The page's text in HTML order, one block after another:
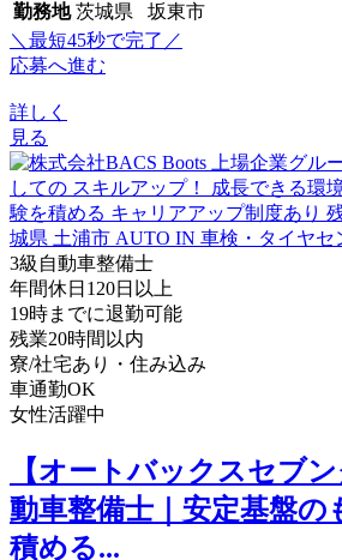
勤務地 茨城県 坂東市
＼最短45秒で完了／
応募へ進む
詳しく
見る
3級自動車整備士
年間休日120日以上
19時までに退勤可能
残業20時間以内
寮/社宅あり・住み込み
車通勤OK
女性活躍中
【オートバックスセブ
動車整備士｜安定基盤の
積める...